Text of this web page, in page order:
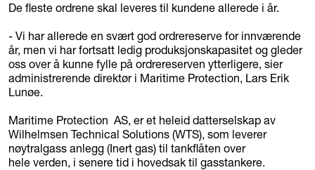
De fleste ordrene skal leveres til kundene allerede i år.
- Vi har allerede en svært god ordrereserve for innværende
år, men vi har fortsatt ledig produksjonskapasitet og gleder
oss over å kunne fylle på ordrereserven ytterligere, sier
administrerende direktør i Maritime Protection, Lars Erik
Lunøe.
Maritime Protection AS, er et heleid datterselskap av
Wilhelmsen Technical Solutions (WTS), som leverer
nøytralgass anlegg (Inert gas) til tankflåten over
hele verden, i senere tid i hovedsak til gasstankere.